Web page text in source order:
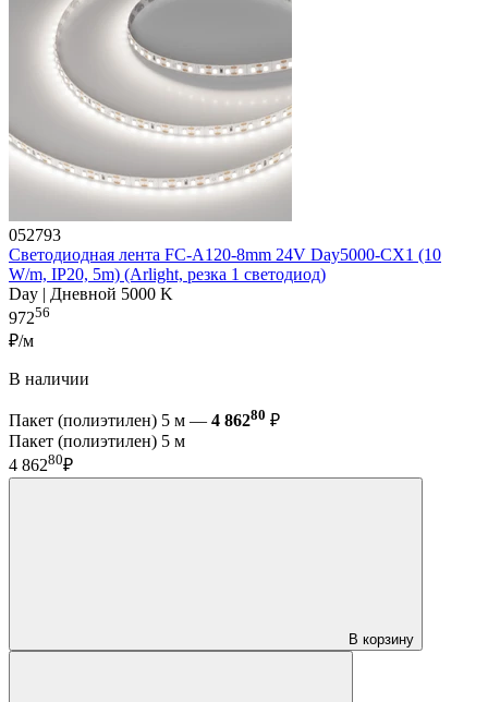
052793
Светодиодная лента FC-A120-8mm 24V Day5000-CX1 (10
W/m, IP20, 5m) (Arlight, резка 1 светодиод)
Day | Дневной 5000 K
97256
₽/м
В наличии
Пакет (полиэтилен) 5 м — 4 86280 ₽
Пакет (полиэтилен) 5 м
4 86280₽
В корзину